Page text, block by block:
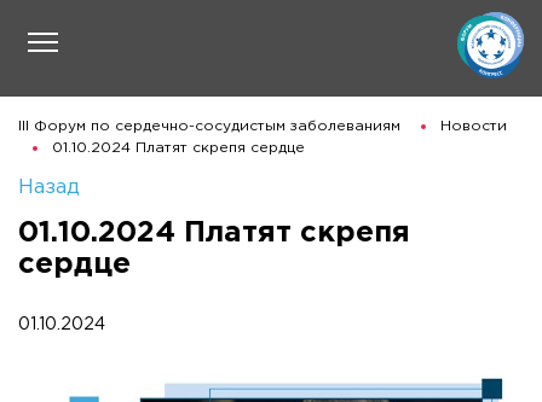
III Форум по сердечно-сосудистым заболеваниям
Новости
01.10.2024 Платят скрепя сердце
Назад
01.10.2024 Платят скрепя
сердце
01.10.2024